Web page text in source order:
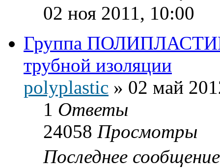
02 ноя 2011, 10:00
Группа
трубной изоляции
polyplastic » 02 май
1 Ответы
24058 Просмотры
Последнее